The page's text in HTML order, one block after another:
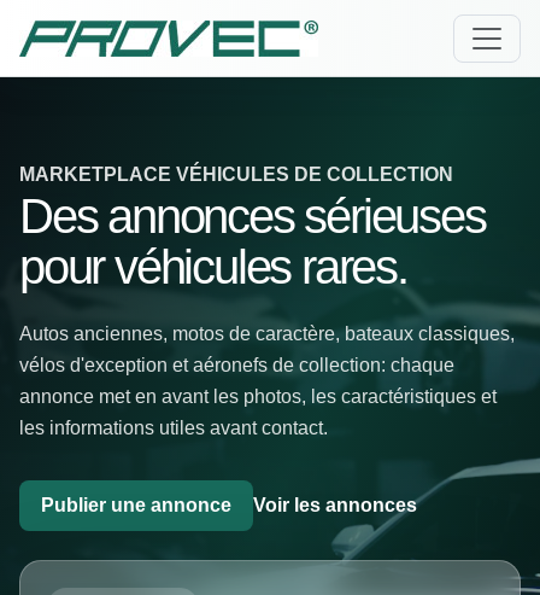
MARKETPLACE VÉHICULES DE COLLECTION
Des annonces sérieuses
pour véhicules rares.
Autos anciennes, motos de caractère, bateaux classiques,
vélos d'exception et aéronefs de collection: chaque
annonce met en avant les photos, les caractéristiques et
les informations utiles avant contact.
Publier une annonce Voir les annonces